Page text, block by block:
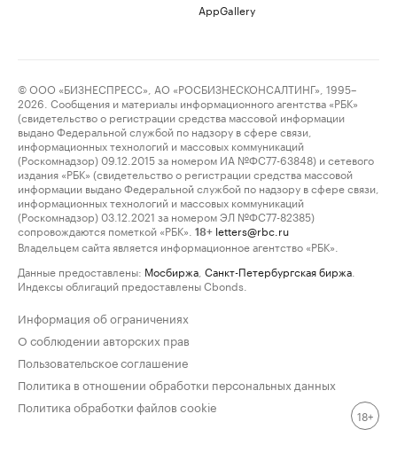
AppGallery
© ООО «БИЗНЕСПРЕСС», АО «РОСБИЗНЕСКОНСАЛТИНГ», 1995–
2026. Сообщения и материалы информационного агентства «РБК»
(свидетельство о регистрации средства массовой информации
выдано Федеральной службой по надзору в сфере связи,
информационных технологий и массовых коммуникаций
(Роскомнадзор) 09.12.2015 за номером ИА №ФС77-63848) и сетевого
издания «РБК» (свидетельство о регистрации средства массовой
информации выдано Федеральной службой по надзору в сфере связи,
информационных технологий и массовых коммуникаций
(Роскомнадзор) 03.12.2021 за номером ЭЛ №ФС77-82385)
сопровождаются пометкой «РБК».
18+ letters@rbc.ru
Владельцем сайта является информационное агентство «РБК».
Данные предоставлены: Мосбиржа Санкт-Петербургская биржа
Индексы облигаций предоставлены Cbonds.
Информация об ограничениях
О соблюдении авторских прав
Пользовательское соглашение
Политика в отношении обработки персональных данных
Политика обработки файлов cookie
18+